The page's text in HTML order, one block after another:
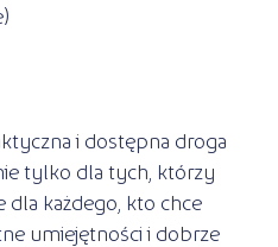
i dostępna droga
tylko dla tych, którzy
dla każdego, kto chce
umiejętności i dobrze